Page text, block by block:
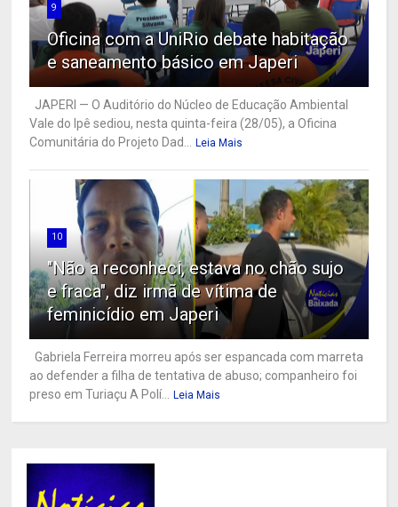
9
Oficina com a UniRio debate habitação
e saneamento básico em Japeri
JAPERI — O Auditório do Núcleo de Educação Ambiental
Vale do Ipê sediou, nesta quinta-feira (28/05), a Oficina
Comunitária do Projeto Dad...
Leia Mais
10
"Não a reconheci, estava no chão sujo
e fraca", diz irmã de vítima de
feminicídio em Japeri
Gabriela Ferreira morreu após ser espancada com marreta
ao defender a filha de tentativa de abuso; companheiro foi
preso em Turiaçu A Polí...
Leia Mais